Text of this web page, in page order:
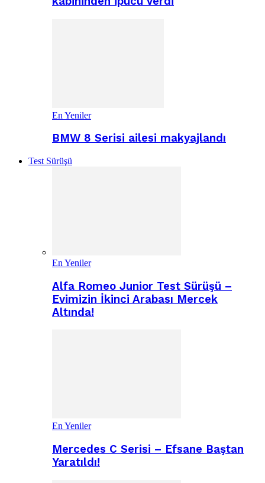
En Yeniler
BMW 8 Serisi ailesi makyajlandı
Test Sürüşü
En Yeniler
Alfa Romeo Junior Test Sürüşü –
Evimizin İkinci Arabası Mercek
Altında!
En Yeniler
Mercedes C Serisi – Efsane Baştan
Yaratıldı!